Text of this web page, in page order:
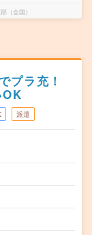
（全国）
プラ充！
派遣